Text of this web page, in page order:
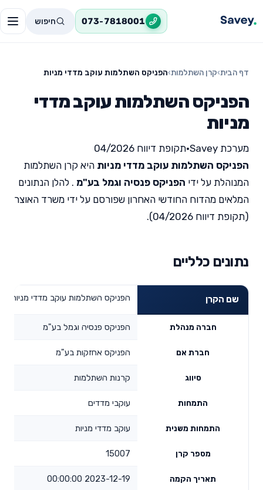
073-7818001 חיפוש
דף הבית›קרן השתלמות›הפניקס השתלמות עוקב מדדי מניות
הפניקס השתלמות עוקב מדדי
מניות
מערכת Savey •תקופת דיווח 04/2026
הפניקס השתלמות עוקב מדדי מניות היא קרן השתלמות
המנוהלת על ידי הפניקס פנסיה וגמל בע"מ . להלן הנתונים
המלאים מהדוח החודשי האחרון שפורסם על ידי משרד האוצר
(תקופת דיווח 04/2026).
נתונים כלליים
שם הקרן הפניקס השתלמות עוקב מדדי מניות
חברה מנהלת הפניקס פנסיה וגמל בע"מ
חברת אם הפניקס אחזקות בע"מ
סיווג קרנות השתלמות
התמחות עוקבי מדדים
התמחות משנית עוקב מדדי מניות
מספר קרן 15007
תאריך הקמה 2023-12-19 00:00:00